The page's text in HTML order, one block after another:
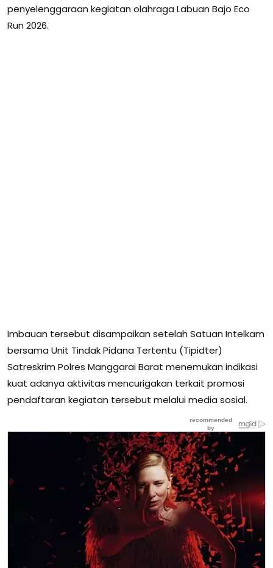
penyelenggaraan kegiatan olahraga Labuan Bajo Eco
Run 2026.
Imbauan tersebut disampaikan setelah Satuan Intelkam
bersama Unit Tindak Pidana Tertentu (Tipidter)
Satreskrim Polres Manggarai Barat menemukan indikasi
kuat adanya aktivitas mencurigakan terkait promosi
pendaftaran kegiatan tersebut melalui media sosial.